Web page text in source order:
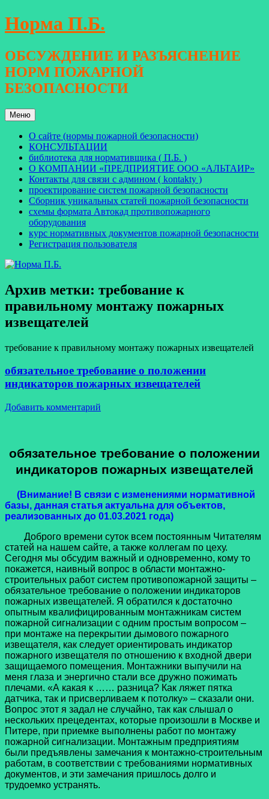
Перейти
к
Норма П.Б.
ОБСУЖДЕНИЕ И РАЗЪЯСНЕНИЕ
НОРМ ПОЖАРНОЙ
БЕЗОПАСНОСТИ
Меню
О сайте (нормы пожарной безопасности)
КОНСУЛЬТАЦИИ
библиотека для нормативщика ( П.Б. )
О КОМПАНИИ «ПРЕДПРИЯТИЕ ООО «АЛЬТАИР»
Контакты для связи с админом ( kontakty )
проектирование систем пожарной безопасности
Сборник уникальных статей пожарной безопасности
схемы формата Автокад противопожарного
оборудования
курс нормативных документов пожарной безопасности
Регистрация пользователя
Архив метки: требование к
правильному монтажу пожарных
извещателей
требование к правильному монтажу пожарных извещателей
обязательное требование о положении
индикаторов пожарных извещателей
Добавить комментарий
обязательное требование о положении
индикаторов пожарных извещателей
(Внимание! В связи с изменениями нормативной
базы, данная статья актуальна для объектов,
реализованных до 01.03.2021 года)
Доброго времени суток всем постоянным Читателям
статей на нашем сайте, а также коллегам по цеху.
Сегодня мы обсудим важный и одновременно, кому то
покажется, наивный вопрос в области монтажно-
строительных работ систем противопожарной защиты –
обязательное требование о положении индикаторов
пожарных извещателей. Я обратился к достаточно
опытным квалифицированным монтажникам систем
пожарной сигнализации с одним простым вопросом –
при монтаже на перекрытии дымового пожарного
извещателя, как следует ориентировать индикатор
пожарного извещателя по отношению к входной двери
защищаемого помещения. Монтажники выпучили на
меня глаза и энергично стали все дружно пожимать
плечами. «А какая к …… разница? Как ляжет пятка
датчика, так и присверливаем к потолку» – сказали они.
Вопрос этот я задал не случайно, так как слышал о
нескольких прецедентах, которые произошли в Москве и
Питере, при приемке выполнены работ по монтажу
пожарной сигнализации. Монтажным предприятиям
были предъявлены замечания к монтажно-строительным
работам, в соответствии с требованиями нормативных
документов, и эти замечания пришлось долго и
трудоемко устранять.